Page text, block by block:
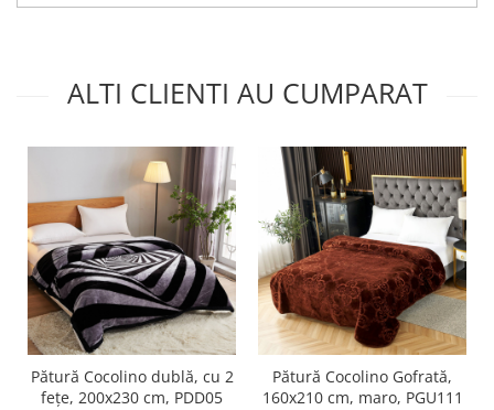
ALTI CLIENTI AU CUMPARAT
Pătură Cocolino dublă, cu 2
fețe, 200x230 cm, PDD05
Pătură Cocolino Gofrată,
160x210 cm, maro, PGU111